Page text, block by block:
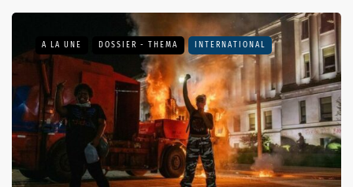
A LA UNE DOSSIER - THEMA INTERNATIONAL